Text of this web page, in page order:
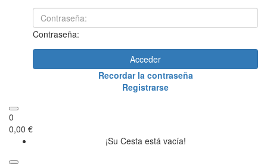
Contraseña:
Acceder
Recordar la contraseña
Registrarse
0
0,00 €
¡Su Cesta está vacía!